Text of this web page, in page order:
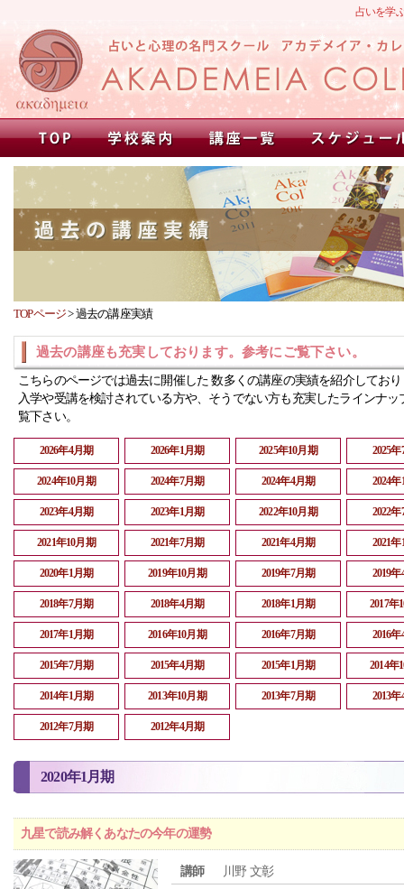
占いを学
TOPページ>過去の講座実績
過去の講座も充実しております。参考にご覧下さい。
こちらのページでは過去に開催した 数多くの講座の実績を紹介してお
入学や受講を検討されている方や、そうでない方も充実したラインナッ
覧下さい。
2026年4月期 2026年1月期 2025年10月期 2025
2024年10月期 2024年7月期 2024年4月期 2024
2023年4月期 2023年1月期 2022年10月期 2022
2021年10月期 2021年7月期 2021年4月期 2021
2020年1月期 2019年10月期 2019年7月期 2019
2018年7月期 2018年4月期 2018年1月期 2017年
2017年1月期 2016年10月期 2016年7月期 2016
2015年7月期 2015年4月期 2015年1月期 2014年
2014年1月期 2013年10月期 2013年7月期 2013
2012年7月期 2012年4月期
2020年1月期
九星で読み解くあなたの今年の運勢
講師
川野 文彰